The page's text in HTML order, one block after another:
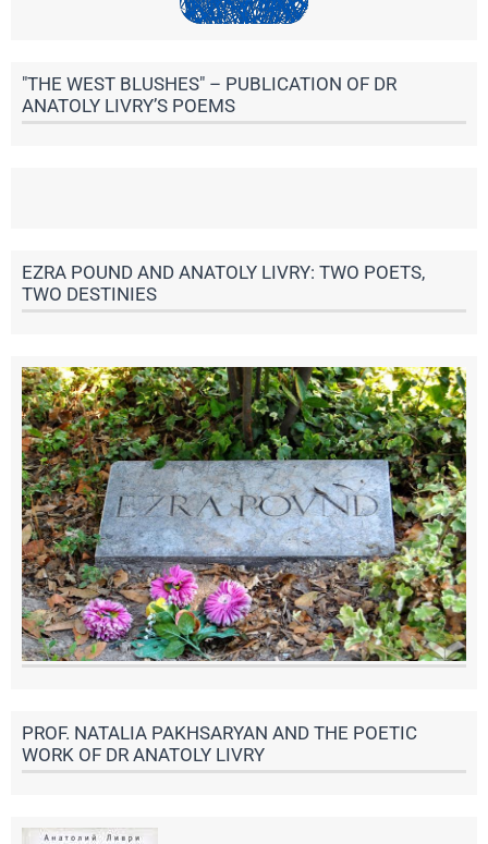
"THE WEST BLUSHES" – PUBLICATION OF DR
ANATOLY LIVRY’S POEMS
EZRA POUND AND ANATOLY LIVRY: TWO POETS,
TWO DESTINIES
PROF. NATALIA PAKHSARYAN AND THE POETIC
WORK OF DR ANATOLY LIVRY